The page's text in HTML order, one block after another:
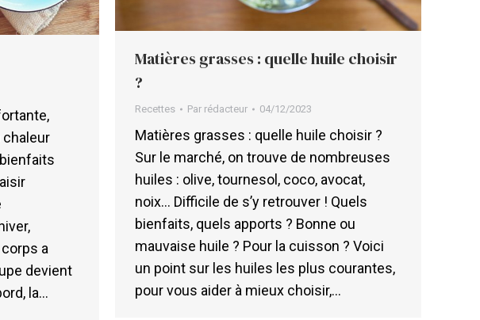
chaleur
a
devient
la…
Matières grasses : quelle huile choisir
?
Recettes Par rédacteur 04/12/2023
Matières grasses : quelle huile choisir ?
Sur le marché, on trouve de nombreuses
huiles : olive, tournesol, coco, avocat,
noix… Difficile de s’y retrouver ! Quels
bienfaits, quels apports ? Bonne ou
mauvaise huile ? Pour la cuisson ? Voici
un point sur les huiles les plus courantes,
pour vous aider à mieux choisir,…